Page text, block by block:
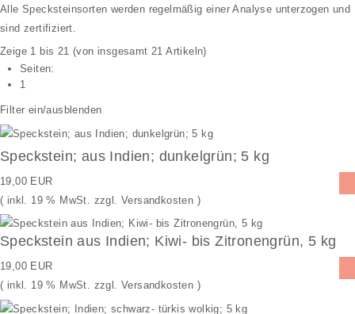
Specksteinplatten
Flohmarkt - wenn weg dann weg - Neu und gebraucht
Alle Specksteinsorten werden regelmäßig einer Analyse unterzogen und
sind zertifiziert.
Zeige 1 bis 21 (von insgesamt 21 Artikeln)
Seiten:
1
Filter ein/ausblenden
Speckstein; aus Indien; dunkelgrün; 5 kg
19,00 EUR
( inkl. 19 % MwSt. zzgl. Versandkosten )
Speckstein aus Indien; Kiwi- bis Zitronengrün, 5 kg
19,00 EUR
( inkl. 19 % MwSt. zzgl. Versandkosten )